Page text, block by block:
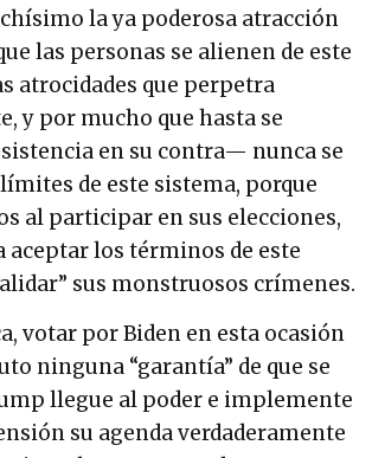
la ya poderosa atracción
las personas se alienen de este
atrocidades que perpetra
y por mucho que hasta se
en su contra— nunca se
de este sistema, porque
al participar en sus elecciones,
aceptar los términos de este
sus monstruosos crímenes.
votar por Biden en esta ocasión
ninguna “garantía” de que se
llegue al poder e implemente
su agenda verdaderamente